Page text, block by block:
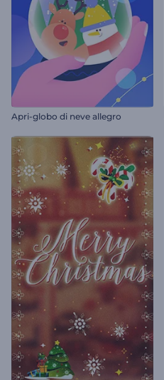
Apri-globo di neve allegro